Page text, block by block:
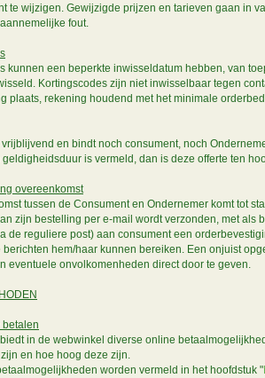
te wijzigen. Gewijzigde prijzen en tarieven gaan in
fout.
kunnen een beperkte inwisseldatum hebben, van
Kortingscodes zijn niet inwisselbaar tegen
plaats, rekening houdend met het minimale
vrijblijvend en bindt noch consument, noch
is vermeld, dan is deze offerte ten
overeenkomst
tussen de Consument en Ondernemer komt tot
zijn bestelling per e-mail wordt verzonden, met
de reguliere post) aan consument een
hem/haar kunnen bereiken. Een onjuist
eventuele onvolkomenheden direct door te geven.
betalen
in de webwinkel diverse online
en hoe hoog deze zijn.
worden vermeld in het hoofdstuk "